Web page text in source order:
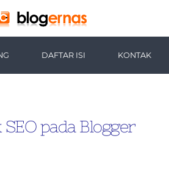
DAFTAR ISI KONTAK
pada Blogger